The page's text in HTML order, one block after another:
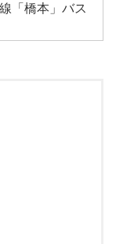
「橋本」バス